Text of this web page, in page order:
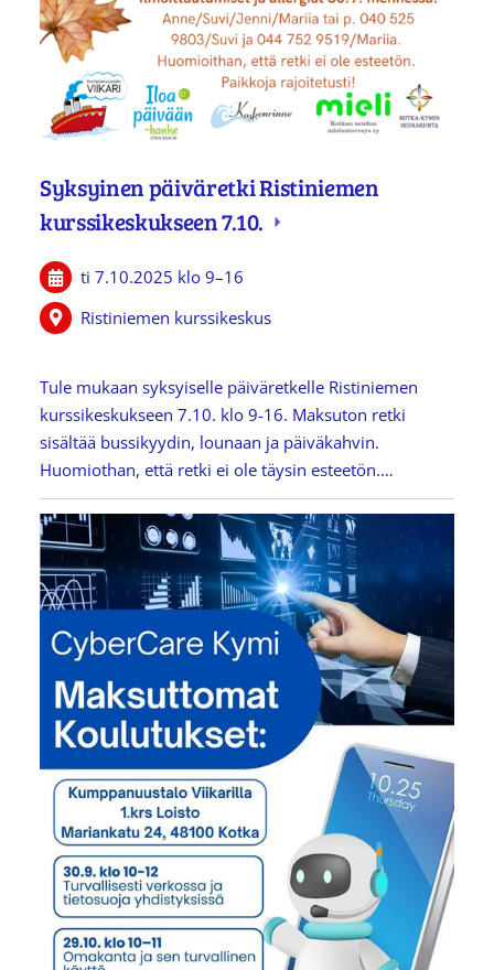
Syksyinen päiväretki Ristiniemen
kurssikeskukseen 7.10.
ti 7.10.2025 klo 9–16
Ristiniemen kurssikeskus
Tule mukaan syksyiselle päiväretkelle Ristiniemen
kurssikeskukseen 7.10. klo 9-16. Maksuton retki
sisältää bussikyydin, lounaan ja päiväkahvin.
Huomiothan, että retki ei ole täysin esteetön.…